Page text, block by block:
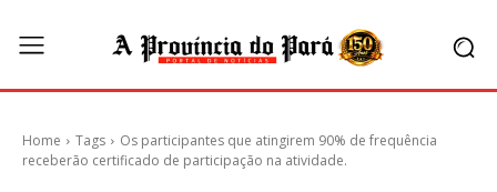
Home Tags
Os participantes que atingirem 90% de frequência
receberão certificado de participação na atividade.